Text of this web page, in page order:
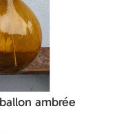
ambrée